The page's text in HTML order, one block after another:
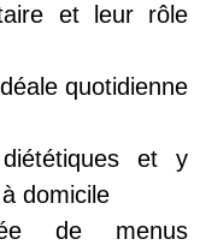
et leur rôle
quotidienne
et y
domicile
de menus